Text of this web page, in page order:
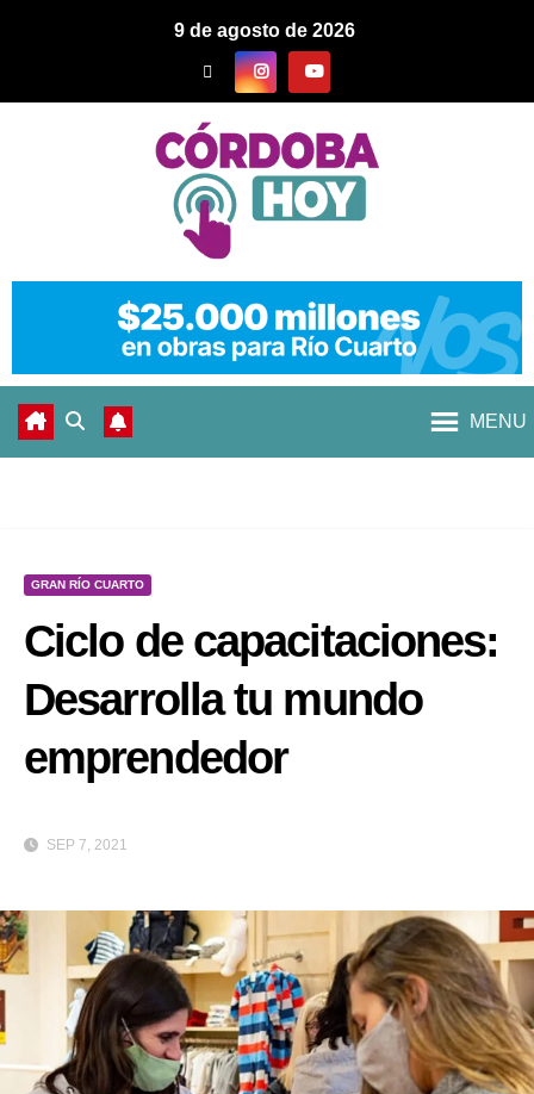
9 de agosto de 2026
MENU
GRAN RÍO CUARTO
Ciclo de capacitaciones:
Desarrolla tu mundo
emprendedor
SEP 7, 2021